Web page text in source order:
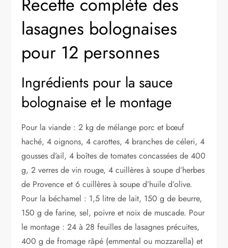
Recette complète des
lasagnes bolognaises
pour 12 personnes
Ingrédients pour la sauce
bolognaise et le montage
Pour la viande : 2 kg de mélange porc et bœuf
haché, 4 oignons, 4 carottes, 4 branches de céleri, 4
gousses d’ail, 4 boîtes de tomates concassées de 400
g, 2 verres de vin rouge, 4 cuillères à soupe d’herbes
de Provence et 6 cuillères à soupe d’huile d’olive.
Pour la béchamel : 1,5 litre de lait, 150 g de beurre,
150 g de farine, sel, poivre et noix de muscade. Pour
le montage : 24 à 28 feuilles de lasagnes précuites,
400 g de fromage râpé (emmental ou mozzarella) et